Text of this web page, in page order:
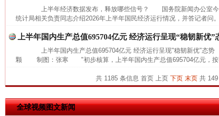
上半年经济数据发布，释放哪些信号？ 国务院新闻办公室今
统计局相关负责同志介绍2026年上半年国民经济运行情况，并答记者问
上半年国内生产总值695704亿元 经济运行呈现“稳韧新优”
上半年国内生产总值695704亿元 经济运行呈现"稳韧新优"态
颗 制图：张寒 "初步核算，上半年国内生产总值695704亿元，按
共 1185 条信息 首页 上页 下页 末页共 149
全球视频图文新闻
揭批美国五大"原罪" "炒